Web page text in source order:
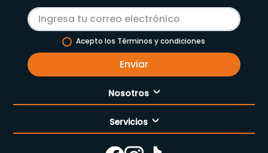
Acepto los Términos y condiciones
Enviar
Nosotros
Nuestra empresa
Cómo comprar
Servicios